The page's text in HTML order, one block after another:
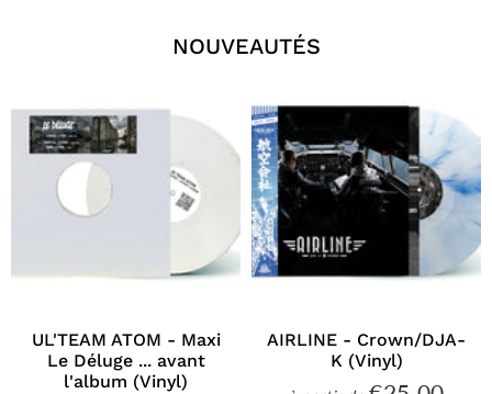
NOUVEAUTÉS
UL'TEAM ATOM - Maxi
Le Déluge ... avant
l'album (Vinyl)
AIRLINE - Crown/DJA-
K (Vinyl)